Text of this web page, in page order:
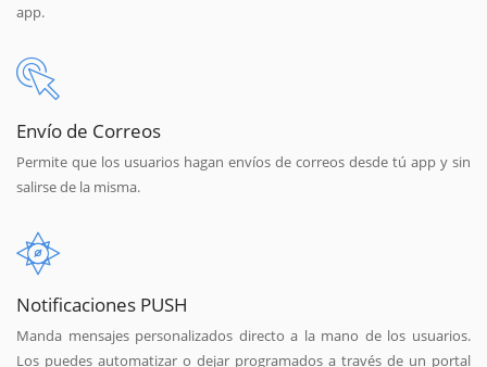
app.
Envío de Correos
Permite que los usuarios hagan envíos de correos desde tú app y sin
salirse de la misma.
Notificaciones PUSH
Manda mensajes personalizados directo a la mano de los usuarios.
Los puedes automatizar o dejar programados a través de un portal